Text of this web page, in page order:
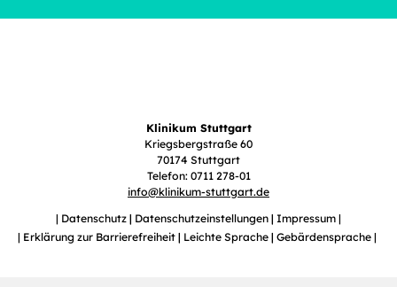
Klinikum Stuttgart
Kriegsbergstraße 60
70174 Stuttgart
Telefon: 0711 278-01
info@klinikum-stuttgart.de
Datenschutz
Datenschutzeinstellungen Impressum
Erklärung zur Barrierefreiheit
Leichte Sprache Gebärdensprache